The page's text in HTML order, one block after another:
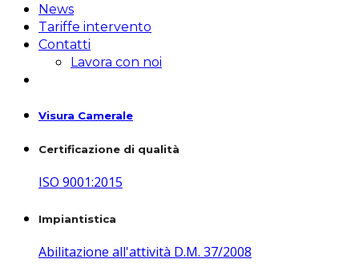
News
Tariffe intervento
Contatti
Lavora con noi
Visura Camerale
Certificazione di qualità
ISO 9001:2015
Impiantistica
Abilitazione all'attività D.M. 37/2008